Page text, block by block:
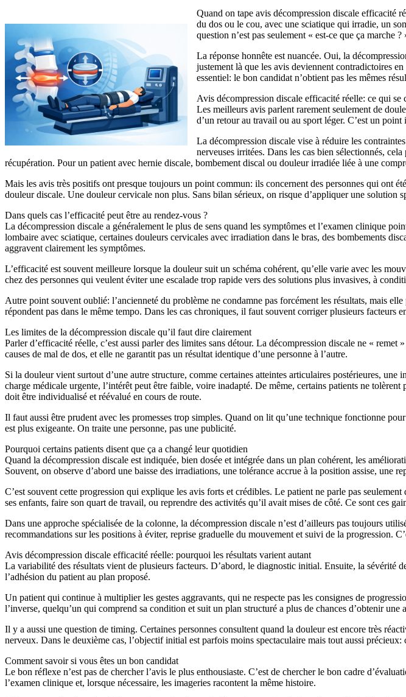
Quand on tape avis décompression discale efficacité
du dos ou le cou, avec une sciatique qui irradie, un
question n’est pas seulement « est-ce que ça marche
La réponse honnête est nuancée. Oui, la
justement là que les avis deviennent contradictoires
essentiel: le bon candidat n’obtient pas les mêmes
Avis décompression discale efficacité réelle: ce qui se
Les meilleurs avis parlent rarement seulement de
d’un retour au travail ou au sport léger. C’est un
La décompression discale vise à réduire les
nerveuses irritées. Dans les cas bien sélectionnés,
récupération. Pour un patient avec hernie discale, bombement discal ou douleur irradiée liée à une
Mais les avis très positifs ont presque toujours un point commun: ils concernent des personnes qui ont
douleur discale. Une douleur cervicale non plus. Sans bilan sérieux, on risque d’appliquer une solution
Dans quels cas l’efficacité peut être au rendez-vous ?
La décompression discale a généralement le plus de sens quand les symptômes et l’examen clinique
lombaire avec sciatique, certaines douleurs cervicales avec irradiation dans le bras, des bombements
aggravent clairement les symptômes.
L’efficacité est souvent meilleure lorsque la douleur suit un schéma cohérent, qu’elle varie avec les
chez des personnes qui veulent éviter une escalade trop rapide vers des solutions plus invasives, à
Autre point souvent oublié: l’ancienneté du problème ne condamne pas forcément les résultats, mais
répondent pas dans le même tempo. Dans les cas chroniques, il faut souvent corriger plusieurs
Les limites de la décompression discale qu’il faut dire clairement
Parler d’efficacité réelle, c’est aussi parler des limites sans détour. La décompression discale ne «
causes de mal de dos, et elle ne garantit pas un résultat identique d’une personne à l’autre.
Si la douleur vient surtout d’une autre structure, comme certaines atteintes articulaires postérieures,
charge médicale urgente, l’intérêt peut être faible, voire inadapté. De même, certains patients ne
doit être individualisé et réévalué en cours de route.
Il faut aussi être prudent avec les promesses trop simples. Quand on lit qu’une technique fonctionne
est plus exigeante. On traite une personne, pas une publicité.
Pourquoi certains patients disent que ça a changé leur quotidien
Quand la décompression discale est indiquée, bien dosée et intégrée dans un plan cohérent, les
Souvent, on observe d’abord une baisse des irradiations, une tolérance accrue à la position assise, une
C’est souvent cette progression qui explique les avis forts et crédibles. Le patient ne parle pas
ses enfants, faire son quart de travail, ou reprendre des activités qu’il avait mises de côté. Ce sont ces
Dans une approche spécialisée de la colonne, la décompression discale n’est d’ailleurs pas toujours
recommandations sur les positions à éviter, reprise graduelle du mouvement et suivi de la progression.
Avis décompression discale efficacité réelle: pourquoi les résultats varient autant
La variabilité des résultats vient de plusieurs facteurs. D’abord, le diagnostic initial. Ensuite, la sévérité
l’adhésion du patient au plan proposé.
Un patient qui continue à multiplier les gestes aggravants, qui ne respecte pas les consignes de
l’inverse, quelqu’un qui comprend sa condition et suit un plan structuré a plus de chances d’obtenir une
Il y a aussi une question de timing. Certaines personnes consultent quand la douleur est encore très
nerveux. Dans le deuxième cas, l’objectif initial est parfois moins spectaculaire mais tout aussi
Comment savoir si vous êtes un bon candidat
Le bon réflexe n’est pas de chercher l’avis le plus enthousiaste. C’est de chercher le bon cadre
l’examen clinique et, lorsque nécessaire, les imageries racontent la même histoire.